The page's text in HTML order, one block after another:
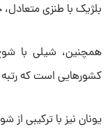
بلژیک با طنزی
همچنین، شیلی با
کشورهایی است که
یونان نیز با ترکیبی